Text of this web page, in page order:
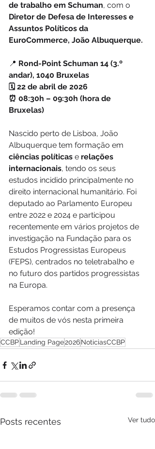
de trabalho em Schuman, com o
Diretor de Defesa de Interesses e
Assuntos Políticos da
EuroCommerce, João Albuquerque.
📍 Rond-Point Schuman 14 (3.º
andar), 1040 Bruxelas
🗓️ 22 de abril de 2026
⏰ 08:30h – 09:30h (hora de
Bruxelas)
Nascido perto de Lisboa, João
Albuquerque tem formação em
ciências políticas e relações
internacionais, tendo os seus
estudos incidido principalmente no
direito internacional humanitário. Foi
deputado ao Parlamento Europeu
entre 2022 e 2024 e participou
recentemente em vários projetos de
investigação na Fundação para os
Estudos Progressistas Europeus
(FEPS), centrados no teletrabalho e
no futuro dos partidos progressistas
na Europa.
Esperamos contar com a presença
de muitos de vós nesta primeira
edição!
CCBPLanding Page2026NoticiasCCBP
Posts recentes Ver tudo